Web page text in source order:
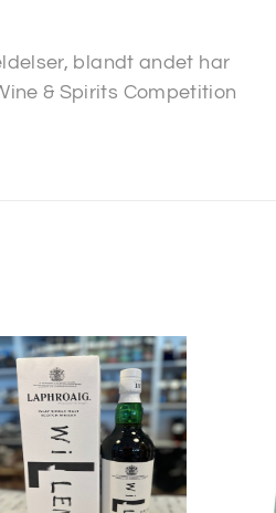
blandt andet har
& Spirits Competition